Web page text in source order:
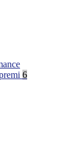
6